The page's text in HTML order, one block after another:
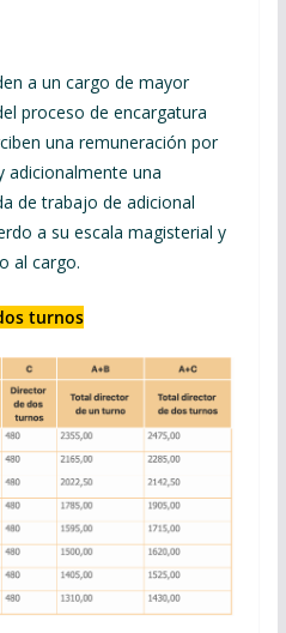
a un cargo de mayor
proceso de encargatura
una remuneración por
adicionalmente una
de trabajo de adicional
a su escala magisterial y
al cargo.
turnos